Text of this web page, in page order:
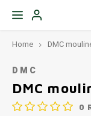
Home DMC
DMC
DMC
0